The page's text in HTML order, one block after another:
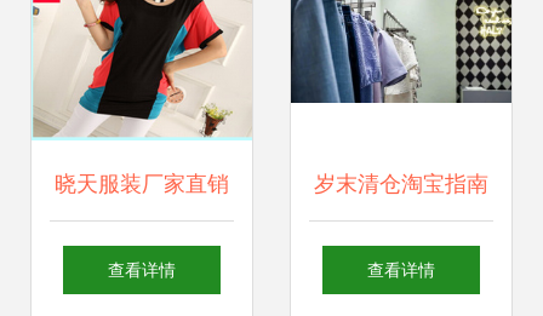
晓天服装厂家直销
源头直批，品质与
查看详情
岁末清仓淘宝指南
南油服装批发城逛
查看详情